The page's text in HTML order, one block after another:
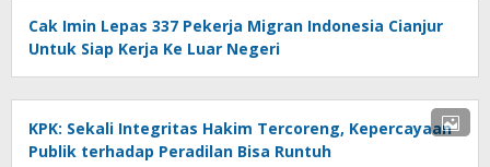
Cak Imin Lepas 337 Pekerja Migran Indonesia Cianjur
Untuk Siap Kerja Ke Luar Negeri
KPK: Sekali Integritas Hakim Tercoreng, Kepercayaan
Publik terhadap Peradilan Bisa Runtuh